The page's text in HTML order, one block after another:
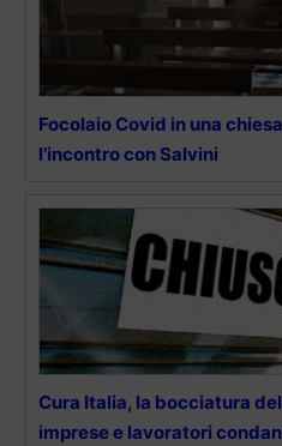
Focolaio Covid in una
l’incontro con Salvini
Cura Italia, la bocciatura
imprese e lavoratori